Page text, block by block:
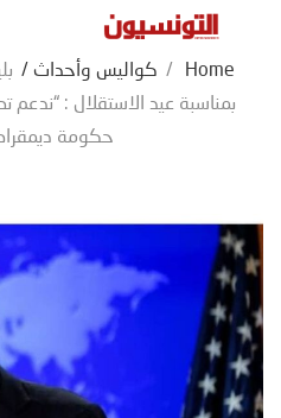
Home
/ كواليس وأحداث /
بمناسبة عيد الاستقلال :
حكومة